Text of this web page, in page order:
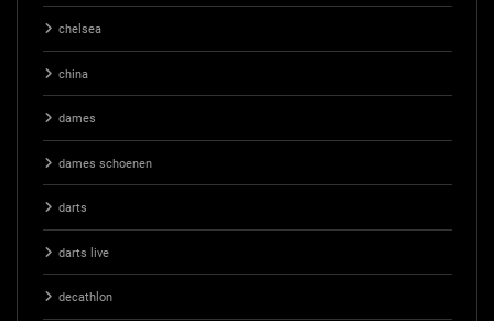
chelsea
china
dames
dames schoenen
darts
darts live
decathlon